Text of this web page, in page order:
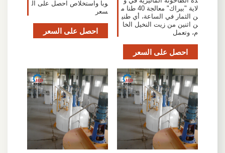
لاية "بيراك" معالجة 40 طنا م
ن الثمار في الساعة، أي طني
ن اثنين من زيت النخيل الخا
م، وتعمل
احصل على السعر
وبا واستخلاص احصل على ال
سعر
احصل على السعر